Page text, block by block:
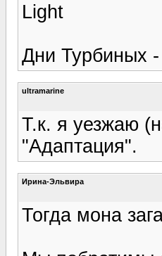
Light
Дни Турбиных
ultramarine
Т.к. я уезжаю
"Адаптация".
Ирина-Эльвира
Тогда мона